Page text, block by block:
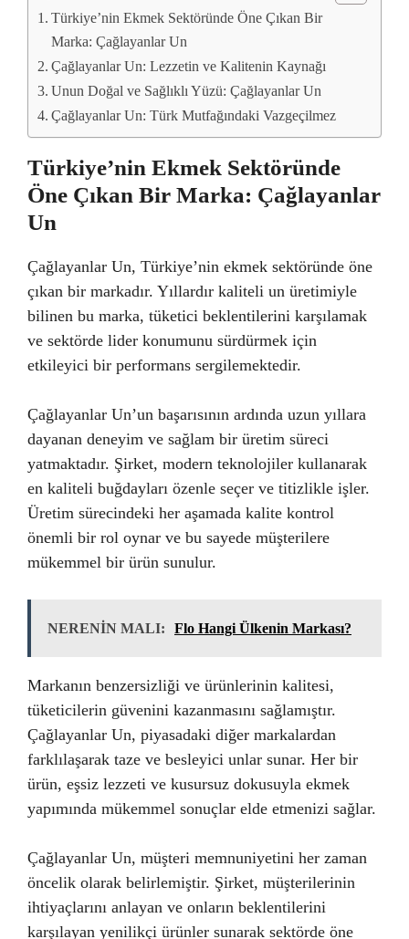
Türkiye’nin Ekmek Sektöründe Öne Çıkan Bir
Marka: Çağlayanlar Un
Çağlayanlar Un: Lezzetin ve Kalitenin Kaynağı
Unun Doğal ve Sağlıklı Yüzü: Çağlayanlar Un
Çağlayanlar Un: Türk Mutfağındaki Vazgeçilmez
Türkiye’nin Ekmek Sektöründe
Öne Çıkan Bir Marka: Çağlayanlar
Un
Çağlayanlar Un, Türkiye’nin ekmek sektöründe öne
çıkan bir markadır. Yıllardır kaliteli un üretimiyle
bilinen bu marka, tüketici beklentilerini karşılamak
ve sektörde lider konumunu sürdürmek için
etkileyici bir performans sergilemektedir.
Çağlayanlar Un’un başarısının ardında uzun yıllara
dayanan deneyim ve sağlam bir üretim süreci
yatmaktadır. Şirket, modern teknolojiler kullanarak
en kaliteli buğdayları özenle seçer ve titizlikle işler.
Üretim sürecindeki her aşamada kalite kontrol
önemli bir rol oynar ve bu sayede müşterilere
mükemmel bir ürün sunulur.
NERENİN MALI: Flo Hangi Ülkenin Markası?
Markanın benzersizliği ve ürünlerinin kalitesi,
tüketicilerin güvenini kazanmasını sağlamıştır.
Çağlayanlar Un, piyasadaki diğer markalardan
farklılaşarak taze ve besleyici unlar sunar. Her bir
ürün, eşsiz lezzeti ve kusursuz dokusuyla ekmek
yapımında mükemmel sonuçlar elde etmenizi sağlar.
Çağlayanlar Un, müşteri memnuniyetini her zaman
öncelik olarak belirlemiştir. Şirket, müşterilerinin
ihtiyaçlarını anlayan ve onların beklentilerini
karşılayan yenilikçi ürünler sunarak sektörde öne